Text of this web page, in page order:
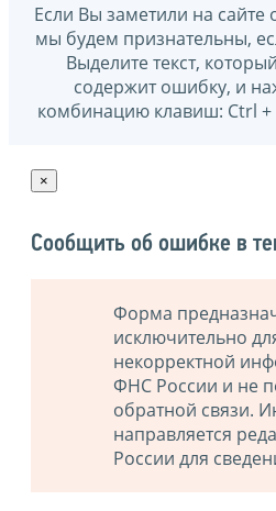
Если Вы заметили на сайте
мы будем признательны,
Выделите текст,
содержит ошибку, и
комбинацию клавиш: Ctrl
×
Сообщить об ошибке в
Форма
исключительно
некорректной
ФНС России и не
обратной связи.
направляется
России для